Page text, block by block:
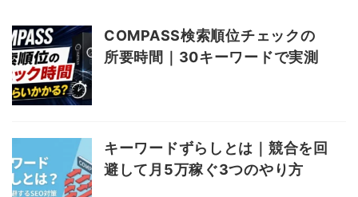
COMPASS検索順位チェックの
所要時間｜30キーワードで実測
キーワードずらしとは｜競合を回
避して月5万稼ぐ3つのやり方